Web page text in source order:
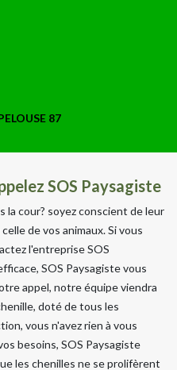
87
SOS Paysagiste
la cour? soyez conscient de leur
de vos animaux. Si vous
l'entreprise SOS
SOS Paysagiste vous
appel, notre équipe viendra
doté de tous les
vous n'avez rien à vous
besoins, SOS Paysagiste
les chenilles ne se prolifèrent